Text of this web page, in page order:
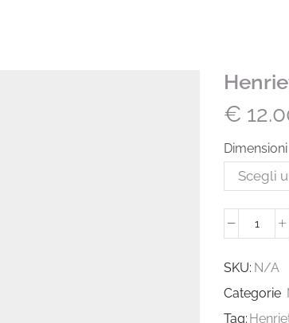
€
Dimensioni
SKU: N/A
Categorie
Tag: